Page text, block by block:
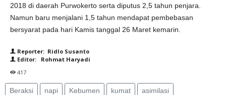
2018 di daerah Purwokerto serta diputus 2,5 tahun penjara.
Namun baru menjalani 1,5 tahun mendapat pembebasan
bersyarat pada hari Kamis tanggal 26 Maret kemarin.
Reporter: Ridlo Susanto
Editor: Rohmat Haryadi
417
Beraksi napi Kebumen kumat asimilasi